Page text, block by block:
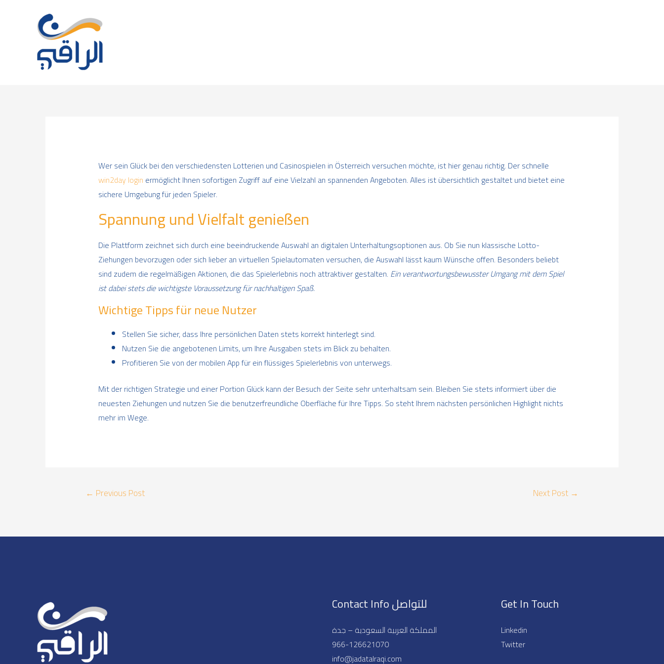
Wer sein Glück bei den verschiedensten Lotterien und Casinospielen in Österreich versuchen möchte, ist hier genau richtig. Der schnelle
win2day login ermöglicht Ihnen sofortigen Zugriff auf eine Vielzahl an spannenden Angeboten. Alles ist übersichtlich gestaltet und bietet eine
sichere Umgebung für jeden Spieler.
Spannung und Vielfalt genießen
Die Plattform zeichnet sich durch eine beeindruckende Auswahl an digitalen Unterhaltungsoptionen aus. Ob Sie nun klassische Lotto-
Ziehungen bevorzugen oder sich lieber an virtuellen Spielautomaten versuchen, die Auswahl lässt kaum Wünsche offen. Besonders beliebt
sind zudem die regelmäßigen Aktionen, die das Spielerlebnis noch attraktiver gestalten. Ein verantwortungsbewusster Umgang mit dem Spiel
ist dabei stets die wichtigste Voraussetzung für nachhaltigen Spaß.
Wichtige Tipps für neue Nutzer
Stellen Sie sicher, dass Ihre persönlichen Daten stets korrekt hinterlegt sind.
Nutzen Sie die angebotenen Limits, um Ihre Ausgaben stets im Blick zu behalten.
Profitieren Sie von der mobilen App für ein flüssiges Spielerlebnis von unterwegs.
Mit der richtigen Strategie und einer Portion Glück kann der Besuch der Seite sehr unterhaltsam sein. Bleiben Sie stets informiert über die
neuesten Ziehungen und nutzen Sie die benutzerfreundliche Oberfläche für Ihre Tipps. So steht Ihrem nächsten persönlichen Highlight nichts
mehr im Wege.
← Previous Post Next Post →
Contact Info للتواصل
المملكة العربية السعودية – جدة
966-126621070
info@jadatalraqi.com​​
Get In Touch
Linkedin
Twitter